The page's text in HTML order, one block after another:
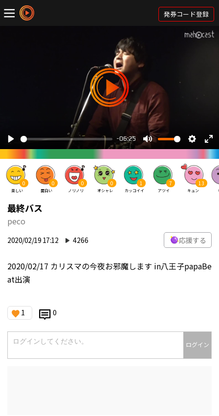
発券コード登録
0
楽しい
0
面白い
0
ノリノリ
0
オシャレ
1
カッコイイ
7
アツイ
13
キュン
最終バス
peco
2020/02/19 17:12 4266 応援する
2020/02/17 カリスマの今夜お邪魔します in八王子papaBe
at出演
1 0
ログイン